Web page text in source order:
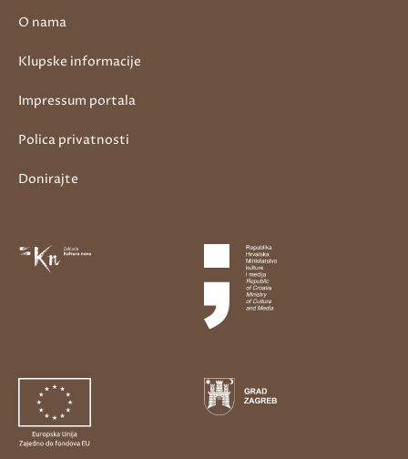
O nama
Klupske informacije
Impressum portala
Polica privatnosti
Donirajte